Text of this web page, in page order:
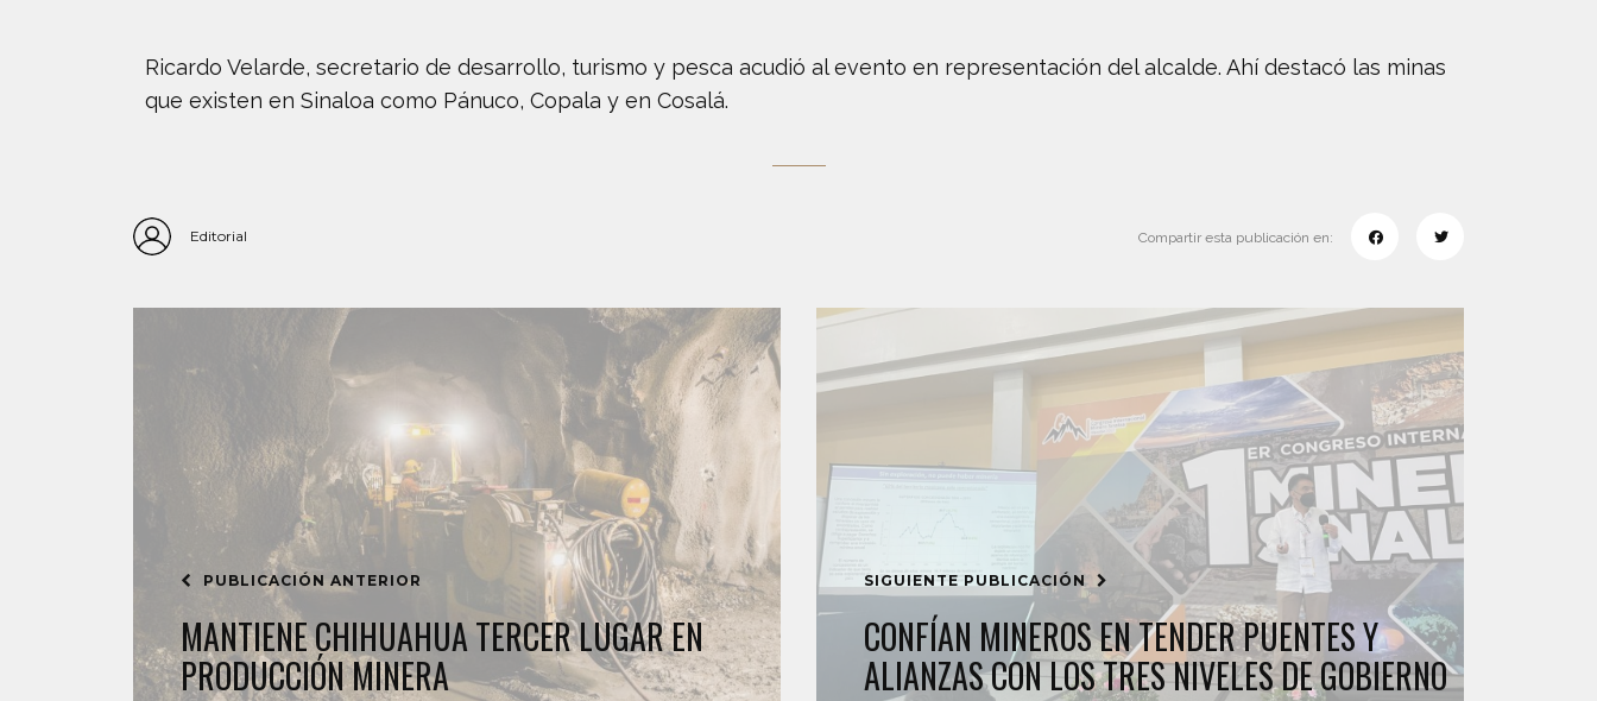
Ricardo Velarde, secretario de desarrollo, turismo y pesca acudió al evento en representación del alcalde. Ahí destacó las minas
que existen en Sinaloa como Pánuco, Copala y en Cosalá.
Editorial Compartir esta publicación en:
PUBLICACIÓN ANTERIOR
MANTIENE CHIHUAHUA TERCER LUGAR EN
PRODUCCIÓN MINERA
SIGUIENTE PUBLICACIÓN
CONFÍAN MINEROS EN TENDER PUENTES Y
ALIANZAS CON LOS TRES NIVELES DE GOBIERNO